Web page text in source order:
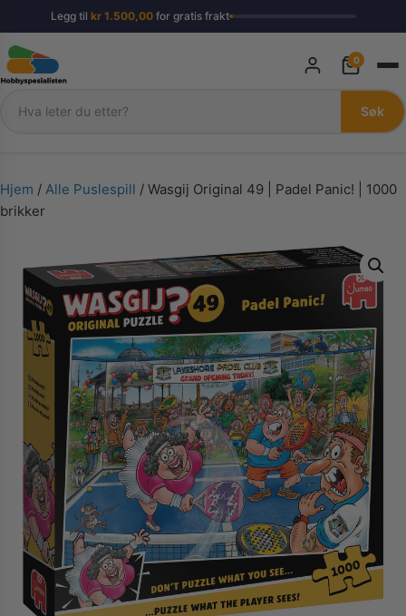
Legg til kr1.500,00for gratis frakt
Søk
Søk
0
Hjem / Alle Puslespill / Wasgij Original 49 | Padel Panic! | 1000
brikker